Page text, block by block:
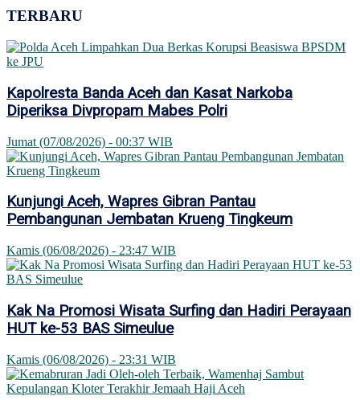
TERBARU
Kapolresta Banda Aceh dan Kasat Narkoba
Diperiksa Divpropam Mabes Polri
Jumat (07/08/2026) - 00:37 WIB
Kunjungi Aceh, Wapres Gibran Pantau
Pembangunan Jembatan Krueng Tingkeum
Kamis (06/08/2026) - 23:47 WIB
Kak Na Promosi Wisata Surfing dan Hadiri Perayaan
HUT ke-53 BAS Simeulue
Kamis (06/08/2026) - 23:31 WIB